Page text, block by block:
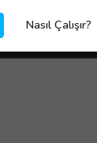
Nasıl Çalışır?